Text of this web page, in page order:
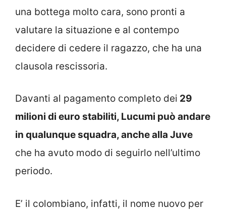
una bottega molto cara, sono pronti a
valutare la situazione e al contempo
decidere di cedere il ragazzo, che ha una
clausola rescissoria.
Davanti al pagamento completo dei 29
milioni di euro stabiliti, Lucumi può andare
in qualunque squadra, anche alla Juve
che ha avuto modo di seguirlo nell’ultimo
periodo.
E’ il colombiano, infatti, il nome nuovo per